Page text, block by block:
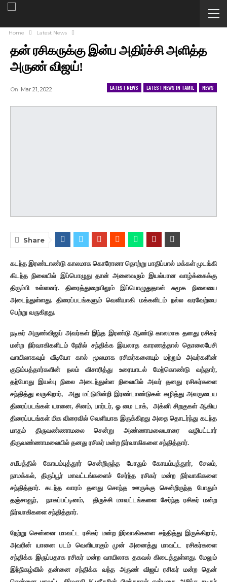
Home Latest News
தன் ரசிகருக்கு இன்ப அதிர்ச்சி அளித்த
அருண் விஜய்!
LATEST NEWS LATEST NEWS IN TAMIL NEWS
On Mar 21, 2022
Share
கடந்த இரண்டாண்டு காலமாக கொரோனா தொற்று பாதிப்பால் மக்கள் முடங்கி
கிடந்த நிலையில் இப்பொழுது தான் அனைவரும் இயல்பான வாழ்க்கைக்கு
திரும்பி உள்ளனர். திரைத்துறையிலும் இப்பொழுதுதான் சுமூக நிலையை
அடைந்துள்ளது. திரைப்படங்களும் வெளியாகி மக்களிடம் நல்ல வரவேற்பை
பெற்று வருகிறது.
நடிகர் அருண்விஜய் அவர்கள் இந்த இரண்டு ஆண்டு காலமாக தனது ரசிகர்
மன்ற நிர்வாகிகளிடம் நேரில் சந்திக்க இயலாத காரணத்தால் தொலைபேசி
வாயிலாகவும் வீடியோ கால் மூலமாக ரசிகர்களையும் மற்றும் அவர்களின்
குடும்பத்தார்களின் நலம் விசாரித்து உரையாடல் மேற்கொண்டு வந்தார்,
தற்போது இயல்பு நிலை அடைந்துள்ள நிலையில் அவர் தனது ரசிகர்களை
சந்தித்து வருகிறார், அது மட்டுமின்றி இரண்டாண்டுகள் கழித்து அவருடைய
திரைப்படங்கள் யானை, சினம், பார்டர், ஓ மை டாக், அக்னி சிறகுகள் ஆகிய
திரைப்படங்கள் மிக விரைவில் வெளியாக இருக்கிறது அதை தொடர்ந்து கடந்த
மாதம் திருவண்ணாமலை சென்று அண்ணாமலையாரை வழிபட்டார்
திருவண்ணாமலையில் தனது ரசிகர் மன்ற நிர்வாகிகளை சந்தித்தார்.
சமீபத்தில் கோயம்புத்தூர் சென்றிருந்த போதும் கோயம்புத்தூர், சேலம்,
நாமக்கல், திருப்பூர் மாவட்டங்களைச் சேர்ந்த ரசிகர் மன்ற நிர்வாகிகளை
சந்தித்தார். கடந்த வாரம் தனது சொந்த ஊருக்கு சென்றிருந்த போதும்
தஞ்சாவூர், நாகப்பட்டினம், திருச்சி மாவட்டங்களை சேர்ந்த ரசிகர் மன்ற
நிர்வாகிகளை சந்தித்தார்.
நேற்று சென்னை மாவட்ட ரசிகர் மன்ற நிர்வாகிகளை சந்தித்து இருக்கிறார்,
அவரின் யானை படம் வெளியாகும் முன் அனைத்து மாவட்ட ரசிகர்களை
சந்திக்க இருப்பதாக ரசிகர் மன்ற வாயிலாக தகவல் கிடைத்துள்ளது. மேலும்
இந்நிகழ்வில் தன்னை சந்திக்க வந்த அருண் விஜய் ரசிகர் மன்ற தென்